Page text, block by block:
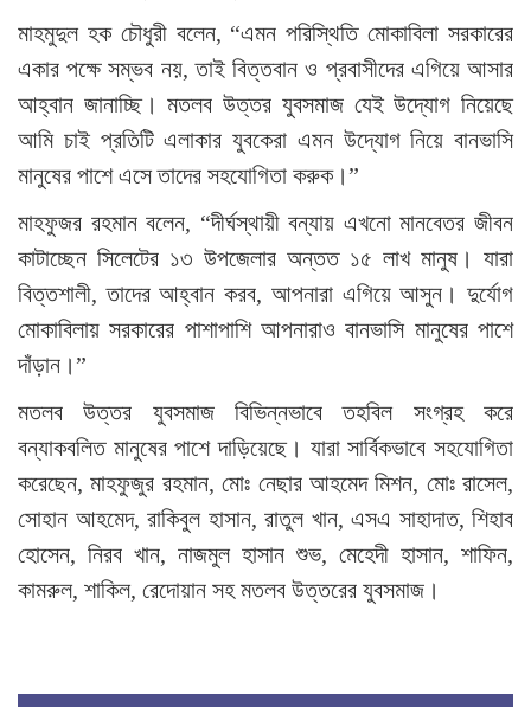
মাহমুদুল হক চৌধুরী বলেন, “এমন পরিস্থিতি মোকাবিলা সরকারের
একার পক্ষে সম্ভব নয়, তাই বিত্তবান ও প্রবাসীদের এগিয়ে আসার
আহ্বান জানাচ্ছি। মতলব উত্তর যুবসমাজ যেই উদ্যোগ নিয়েছে
আমি চাই প্রতিটি এলাকার যুবকেরা এমন উদ্যোগ নিয়ে বানভাসি
মানুষের পাশে এসে তাদের সহযোগিতা করুক।”
মাহফুজর রহমান বলেন, “দীর্ঘস্থায়ী বন্যায় এখনো মানবেতর জীবন
কাটাচ্ছেন সিলেটের ১৩ উপজেলার অন্তত ১৫ লাখ মানুষ। যারা
বিত্তশালী, তাদের আহ্বান করব, আপনারা এগিয়ে আসুন। দুর্যোগ
মোকাবিলায় সরকারের পাশাপাশি আপনারাও বানভাসি মানুষের পাশে
দাঁড়ান।”
মতলব উত্তর যুবসমাজ বিভিন্নভাবে তহবিল সংগ্রহ করে
বন্যাকবলিত মানুষের পাশে দাড়িয়েছে। যারা সার্বিকভাবে সহযোগিতা
করেছেন, মাহফুজুর রহমান, মোঃ নেছার আহমেদ মিশন, মোঃ রাসেল,
সোহান আহমেদ, রাকিবুল হাসান, রাতুল খান, এসএ সাহাদাত, শিহাব
হোসেন, নিরব খান, নাজমুল হাসান শুভ, মেহেদী হাসান, শাফিন,
কামরুল, শাকিল, রেদোয়ান সহ মতলব উত্তরের যুবসমাজ।